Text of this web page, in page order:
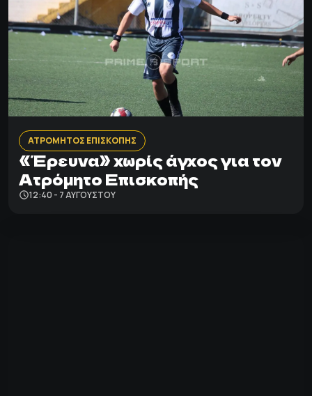
ΑΤΡΟΜΗΤΟΣ ΕΠΙΣΚΟΠΗΣ
«Έρευνα» χωρίς άγχος για τον
Ατρόμητο Επισκοπής
12:40 - 7 ΑΥΓΟΎΣΤΟΥ